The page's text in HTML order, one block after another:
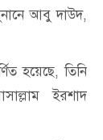
আবু দাউদ,
হয়েছে, তিনি
ইরশাদ